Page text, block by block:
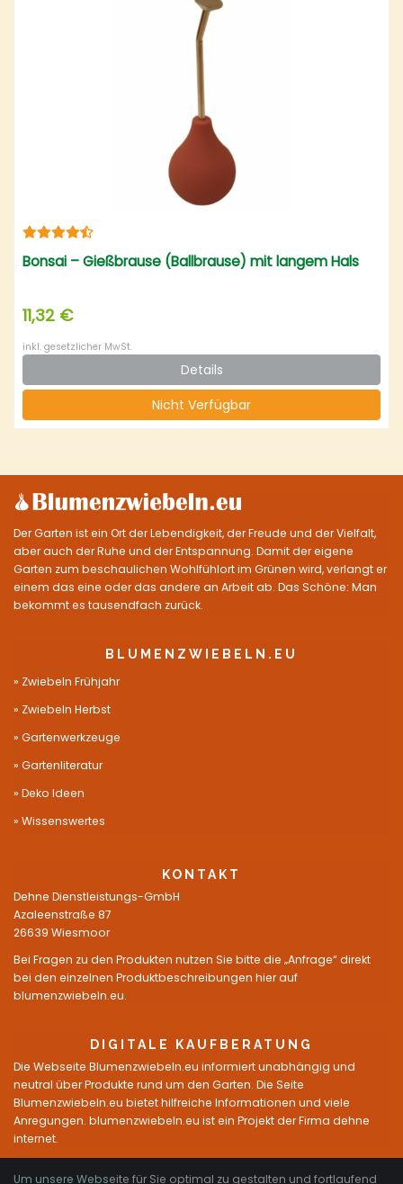
Bonsai – Gießbrause (Ballbrause) mit langem Hals
11,32 €
inkl. gesetzlicher MwSt.
Details
Nicht Verfügbar
Der Garten ist ein Ort der Lebendigkeit, der Freude und der Vielfalt,
aber auch der Ruhe und der Entspannung. Damit der eigene
Garten zum beschaulichen Wohlfühlort im Grünen wird, verlangt er
einem das eine oder das andere an Arbeit ab. Das Schöne: Man
bekommt es tausendfach zurück.
BLUMENZWIEBELN.EU
Zwiebeln Frühjahr
Zwiebeln Herbst
Gartenwerkzeuge
Gartenliteratur
Deko Ideen
Wissenswertes
KONTAKT
Dehne Dienstleistungs-GmbH
Azaleenstraße 87
26639 Wiesmoor
Bei Fragen zu den Produkten nutzen Sie bitte die „Anfrage“ direkt
bei den einzelnen Produktbeschreibungen hier auf
blumenzwiebeln.eu.
DIGITALE KAUFBERATUNG
Die Webseite Blumenzwiebeln.eu informiert unabhängig und
neutral über Produkte rund um den Garten. Die Seite
Blumenzwiebeln.eu bietet hilfreiche Informationen und viele
Anregungen. blumenzwiebeln.eu ist ein Projekt der Firma dehne
internet.
Um unsere Webseite für Sie optimal zu gestalten und fortlaufend